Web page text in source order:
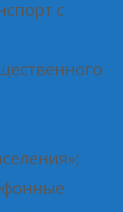
с